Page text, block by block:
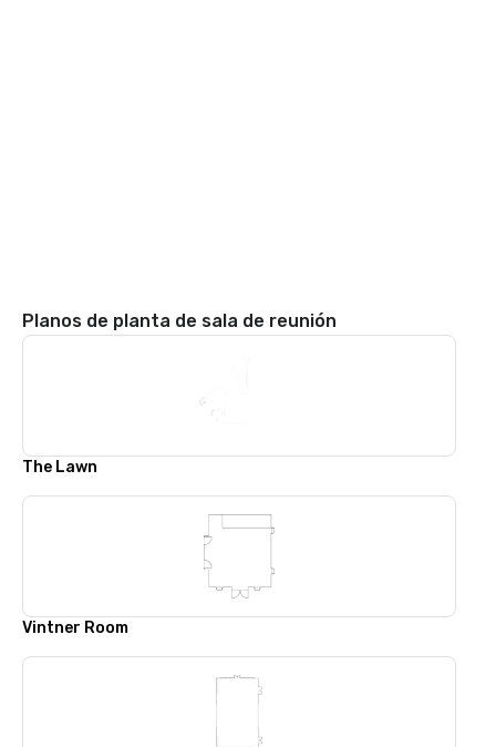
Planos de planta de sala de reunión
The Lawn
Vintner Room